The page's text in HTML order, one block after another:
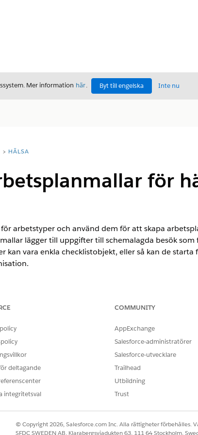
Mer information här. Byt till engelska Inte nu
HÄLSA
för
arbetstyper och använd dem för att skapa
lägger till uppgifter till schemalagda besök
kan vara enkla checklistobjekt, eller så kan de
Editions med Health Cloud och tilläggslicensen Home
från arbetsplanmallar måste du först aktivera
en grupp av uppgifter som en fältresurs
för hemhälsa
grupp representeras med hjälp av posterna för
för hemhälsa
när du använder arbetsplanmallar för att skapa
deltagande
integritetsval
COMMUNITY
AppExchange
Salesforce-administratörer
Salesforce-utvecklare
Trailhead
Utbildning
Trust
© Copyright 2026, Salesforce.com Inc. Alla rättigheter förbehålles.
SFDC SWEDEN AB, Klarabergsviadukten 63, 111 64 Stockholm,